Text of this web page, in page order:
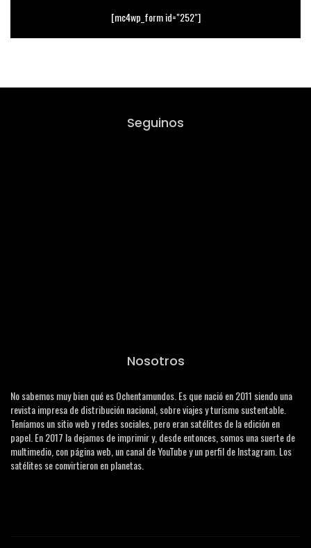
[mc4wp_form id="252"]
Seguinos
Nosotros
No sabemos muy bien qué es Ochentamundos. Es que nació en 2011 siendo una
revista impresa de distribución nacional, sobre viajes y turismo sustentable.
Teníamos un sitio web y redes sociales, pero eran satélites de la edición en
papel. En 2017 la dejamos de imprimir y, desde entonces, somos una suerte de
multimedio, con página web, un canal de YouTube y un perfil de Instagram. Los
satélites se convirtieron en planetas.